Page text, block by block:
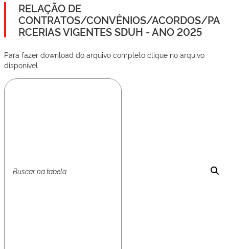
RELAÇÃO DE
CONTRATOS/CONVÊNIOS/ACORDOS/PA
RCERIAS VIGENTES SDUH - ANO 2025
Para fazer download do arquivo completo clique no arquivo
disponível